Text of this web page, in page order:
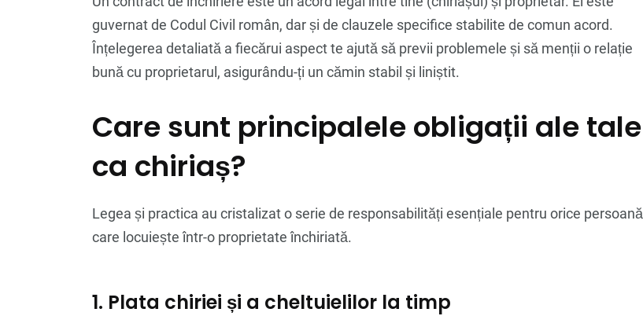
guvernat de Codul Civil român, dar și de clauzele specifice stabilite de comun acord.
Înțelegerea detaliată a fiecărui aspect te ajută să previi problemele și să menții o relație
bună cu proprietarul, asigurându-ți un cămin stabil și liniștit.
Care sunt principalele obligații ale tale
ca chiriaș?
Legea și practica au cristalizat o serie de responsabilități esențiale pentru orice persoană
care locuiește într-o proprietate închiriată.
1. Plata chiriei și a cheltuielilor la timp